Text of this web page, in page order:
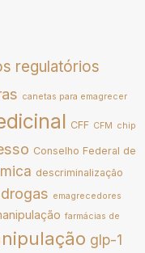
regulatórios
canetas para emagrecer
CFF CFM chip
Conselho Federal de
descriminalização
drogas emagrecedores
farmácias de
glp-1